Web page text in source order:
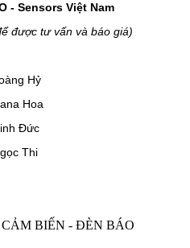
- Sensors Việt Nam
được tư vấn và báo giá)
Hỷ
Hoa
Đức
Thi